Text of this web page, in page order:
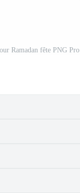
Ramadan fête PNG Pro